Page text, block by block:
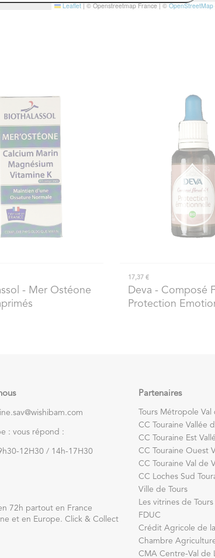
Leaflet |© Openstreetmap France | ©OpenStreetMap
- Mer Ostéone
17,37 €
Deva - Composé
Protection
: vous répond :
12H30 / 14h-17H30
72h partout en France
et en Europe. Click & Collect
Partenaires
Tours Métropole Val
CC Touraine Vallée
CC Touraine Est
CC Touraine Ouest
CC Touraine Val de
CC Loches Sud
Ville de Tours
Les vitrines de
FDUC
Crédit Agricole de
Chambre
CMA Centre-Val de